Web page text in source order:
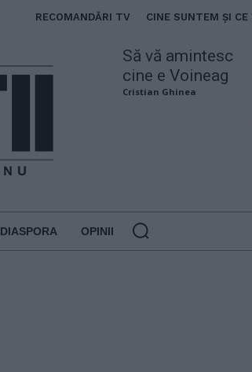
RECOMANDĂRI TV CINE SUNTEM ȘI CE
Să vă amintesc
cine e Voineag
Cristian Ghinea
DIASPORA OPINII